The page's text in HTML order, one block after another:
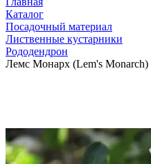
Каталог
Посадочный материал
Лиственные кустарники
Рододендрон
Лемс Монарх (Lem's Monarch)